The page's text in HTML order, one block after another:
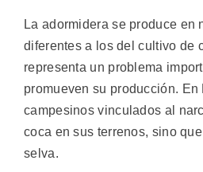
La adormidera se produce en
diferentes a los del cultivo de
representa un problema
promueven su producción. En
campesinos vinculados al
coca en sus terrenos, sino
selva.